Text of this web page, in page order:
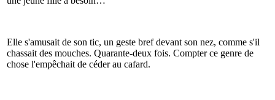
Elle s'amusait de son tic, un geste bref devant son nez, comme s'il
chassait des mouches. Quarante-deux fois. Compter ce genre de
chose l'empêchait de céder au cafard.